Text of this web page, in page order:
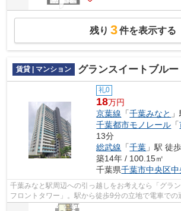
残り 3件を表示する
賃貸 | マンション グランスイートブルー ベイフ
礼0
18万円
京葉線 「千葉みなと
千葉都市モノレール 「
13分
総武線 「千葉 」駅 徒
築14年 / 100.15㎡
千葉県千葉市中央区中
千葉みなと駅周辺への引っ越しをお考えなら「グラ
フロントタワー」。駅から徒歩9分の立地で電車での
件です。エレベーター付きの物件です。...